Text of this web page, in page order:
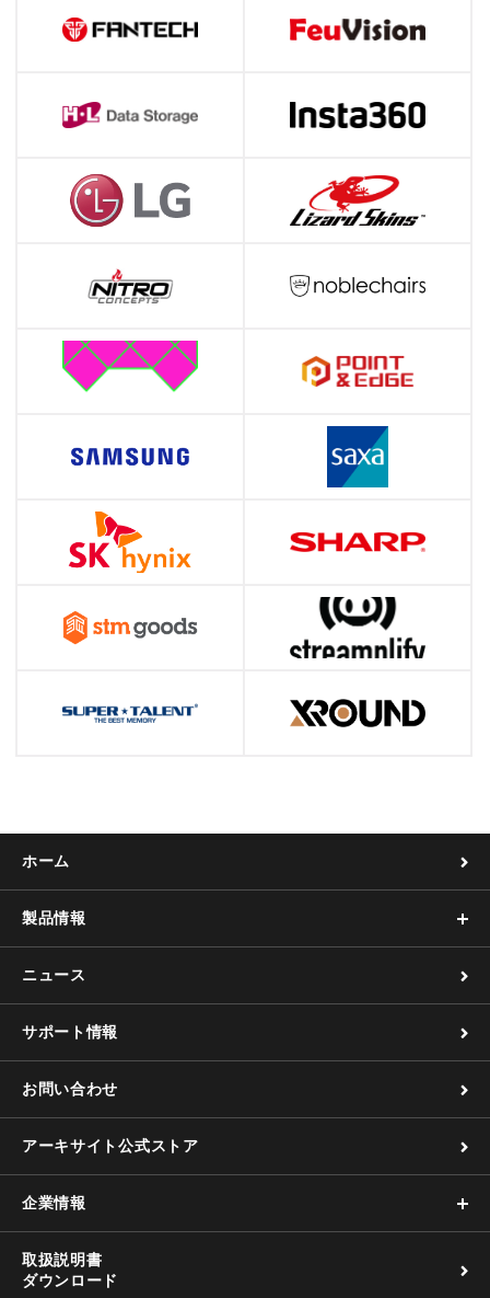
ホーム
製品情報
ニュース
サポート情報
お問い合わせ
アーキサイト公式ストア
企業情報
取扱説明書
ダウンロード